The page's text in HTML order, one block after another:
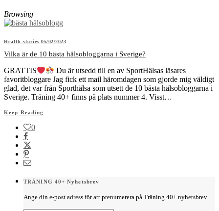
Browsing
Health stories 05/02/2023
Vilka är de 10 bästa hälsobloggarna i Sverige?
GRATTIS
Du är utsedd till en av SportHälsas läsares
favoritbloggare Jag fick ett mail häromdagen som gjorde mig väldigt
glad, det var från Sporthälsa som utsett de 10 bästa hälsobloggarna i
Sverige. Träning 40+ finns på plats nummer 4. Visst…
Keep Reading
0
TRÄNING 40+ Nyhetsbrev
Ange din e-post adress för att prenumerera på Träning 40+ nyhetsbrev